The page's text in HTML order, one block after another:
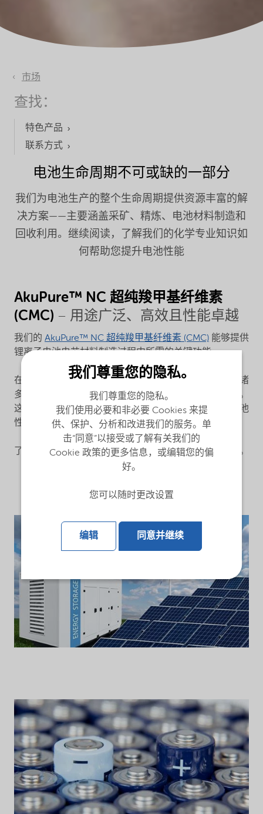
市场
查找：
特色产品
联系方式
电池生命周期不可或缺的一部分
我们为电池生产的整个生命周期提供资源丰富的解
决方案——主要涵盖采矿、精炼、电池材料制造和
回收利用。继续阅读，了解我们的化学专业知识如
何帮助您提升电池性能
AkuPure™ NC 超纯羧甲基纤维素
(CMC) – 用途广泛、高效且性能卓越
我们的 AkuPure™ NC 超纯羧甲基纤维素 (CMC) 能够提供
锂离子电池电芯材料制造过程中所需的关键功能。
在锂离子电池负极和隔膜中，AkuPure™ NC CMC 具有诸
多优势，例如提升浆料涂层质量、降低条纹缺陷风险等。
这有助于更有效地保持和输送电量，从而实现高效的电池
性能。
了解更多关于我们如何帮助您制造更高质量电芯的信息。
我们尊重您的隐私。
我们尊重您的隐私。
我们使用必要和非必要 Cookies 来提
供、保护、分析和改进我们的服务。单
击“同意”以接受或了解有关我们的
Cookie 政策的更多信息，或编辑您的偏
好。
您可以随时更改设置
编辑 同意并继续